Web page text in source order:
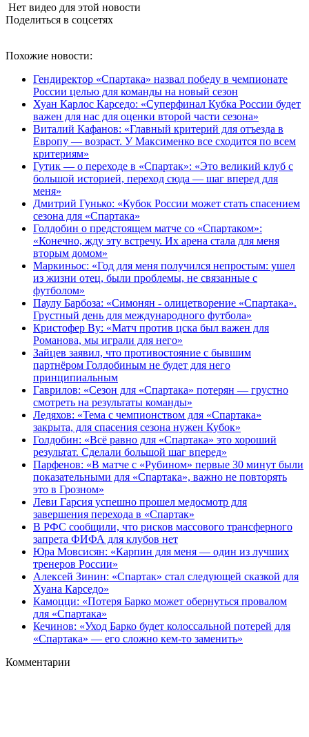
Нет видео для этой новости
Поделиться в соцсетях
Похожие новости:
Гендиректор «Спартака» назвал победу в чемпионате
России целью для команды на новый сезон
Хуан Карлос Карседо: «Суперфинал Кубка России будет
важен для нас для оценки второй части сезона»
Виталий Кафанов: «Главный критерий для отъезда в
Европу — возраст. У Максименко все сходится по всем
критериям»
Гутик — о переходе в «Спартак»: «Это великий клуб с
большой историей, переход сюда — шаг вперед для
меня»
Дмитрий Гунько: «Кубок России может стать спасением
сезона для «Спартака»
Голдобин о предстоящем матче со «Спартаком»:
«Конечно, жду эту встречу. Их арена стала для меня
вторым домом»
Маркиньос: «Год для меня получился непростым: ушел
из жизни отец, были проблемы, не связанные с
футболом»
Паулу Барбоза: «Симонян - олицетворение «Спартака».
Грустный день для международного футбола»
Кристофер Ву: «Матч против цска был важен для
Романова, мы играли для него»
Зайцев заявил, что противостояние с бывшим
партнёром Голдобиным не будет для него
принципиальным
Гаврилов: «Сезон для «Спартака» потерян — грустно
смотреть на результаты команды»
Ледяхов: «Тема с чемпионством для «Спартака»
закрыта, для спасения сезона нужен Кубок»
Голдобин: «Всё равно для «Спартака» это хороший
результат. Сделали большой шаг вперед»
Парфенов: «В матче с «Рубином» первые 30 минут были
показательными для «Спартака», важно не повторять
это в Грозном»
Леви Гарсия успешно прошел медосмотр для
завершения перехода в «Спартак»
В РФС сообщили, что рисков массового трансферного
запрета ФИФА для клубов нет
Юра Мовсисян: «Карпин для меня — один из лучших
тренеров России»
Алексей Зинин: «Спартак» стал следующей сказкой для
Хуана Карседо»
Камоцци: «Потеря Барко может обернуться провалом
для «Спартака»
Кечинов: «Уход Барко будет колоссальной потерей для
«Спартака» — его сложно кем-то заменить»
Комментарии